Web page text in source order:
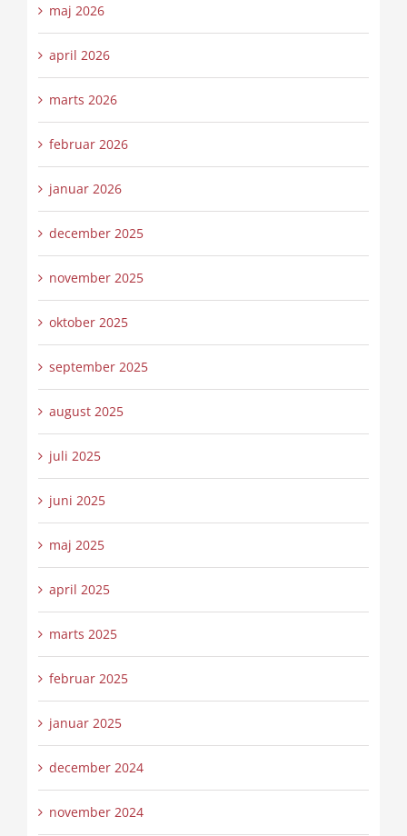
maj 2026
april 2026
marts 2026
februar 2026
januar 2026
december 2025
november 2025
oktober 2025
september 2025
august 2025
juli 2025
juni 2025
maj 2025
april 2025
marts 2025
februar 2025
januar 2025
december 2024
november 2024